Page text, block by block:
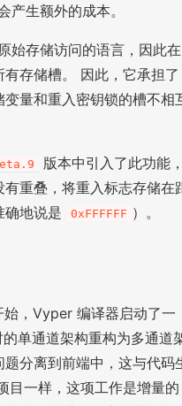
产生额外的成本。
始存储访问的语言，因此在
存储槽。 因此，它承担了
量和重入密钥锁的槽不相
版本中引入了此功能
重叠，将重入标志存储在
确地说是
0xFFFFFF ）。
，Vyper 编译器启动了一
的单通道架构重构为多通道
分离到前端中，这与代码
目一样，这项工作是增量的